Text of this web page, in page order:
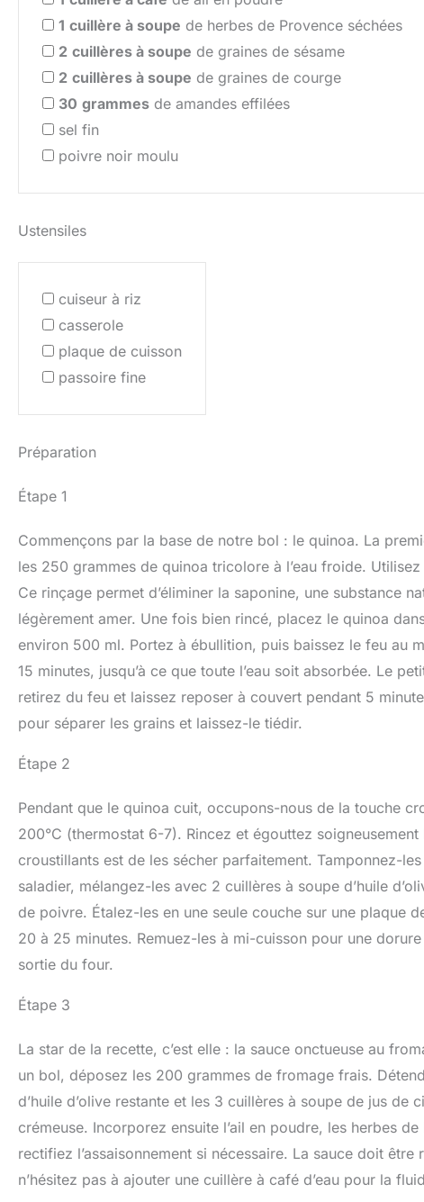
1 cuillère à soupe de herbes de Provence séchées
2 cuillères à soupe de graines de sésame
2 cuillères à soupe de graines de courge
30 grammes de amandes effilées
sel fin
poivre noir moulu
Ustensiles
cuiseur à riz
casserole
plaque de cuisson
passoire fine
Préparation
Étape 1
Commençons par la base de notre bol : le quinoa. La
les 250 grammes de quinoa tricolore à l’eau froide.
Ce rinçage permet d’éliminer la saponine, une substance
légèrement amer. Une fois bien rincé, placez le quinoa
environ 500 ml. Portez à ébullition, puis baissez le feu au
15 minutes, jusqu’à ce que toute l’eau soit absorbée. Le
retirez du feu et laissez reposer à couvert pendant 5
pour séparer les grains et laissez-le tiédir.
Étape 2
Pendant que le quinoa cuit, occupons-nous de la touche
200°C (thermostat 6-7). Rincez et égouttez
croustillants est de les sécher parfaitement. Tamponnez-
saladier, mélangez-les avec 2 cuillères à soupe d’huile
de poivre. Étalez-les en une seule couche sur une plaque
20 à 25 minutes. Remuez-les à mi-cuisson pour une
sortie du four.
Étape 3
La star de la recette, c’est elle : la sauce onctueuse au
un bol, déposez les 200 grammes de fromage frais.
d’huile d’olive restante et les 3 cuillères à soupe de jus
crémeuse. Incorporez ensuite l’ail en poudre, les herbes
rectifiez l’assaisonnement si nécessaire. La sauce doit
n’hésitez pas à ajouter une cuillère à café d’eau pour la